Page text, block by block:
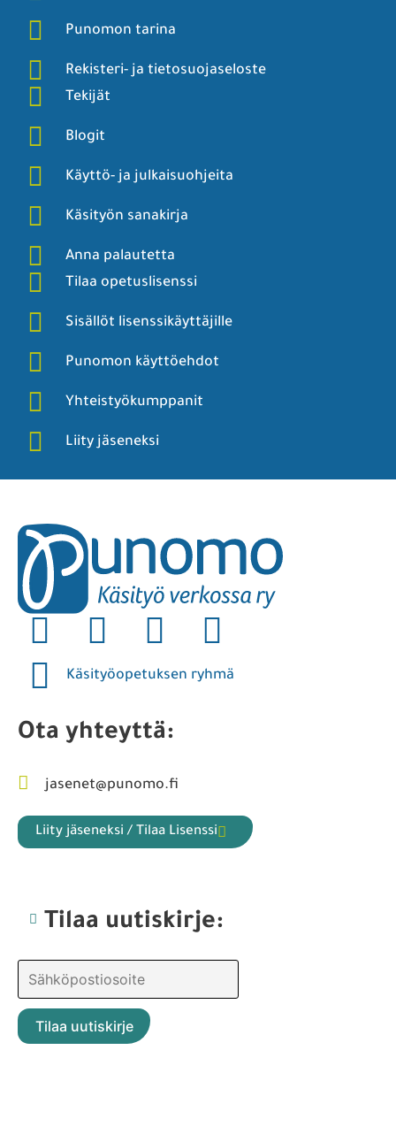
Punomon tarina
Rekisteri- ja tietosuojaseloste
Tekijät
Blogit
Käyttö- ja julkaisuohjeita
Käsityön sanakirja
Anna palautetta
Tilaa opetuslisenssi
Sisällöt lisenssikäyttäjille
Punomon käyttöehdot
Yhteistyökumppanit
Liity jäseneksi
Käsityöopetuksen ryhmä
Ota yhteyttä:
jasenet@punomo.fi
Liity jäseneksi / Tilaa Lisenssi
Tilaa uutiskirje: